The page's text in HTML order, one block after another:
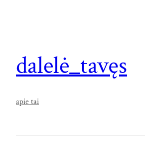
dalelė_tavęs
apie tai